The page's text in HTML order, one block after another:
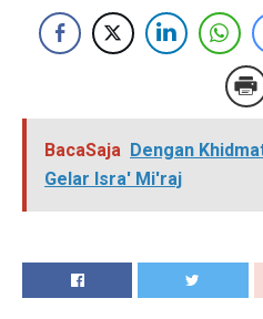
BacaSaja Dengan
Gelar Isra' Mi'raj